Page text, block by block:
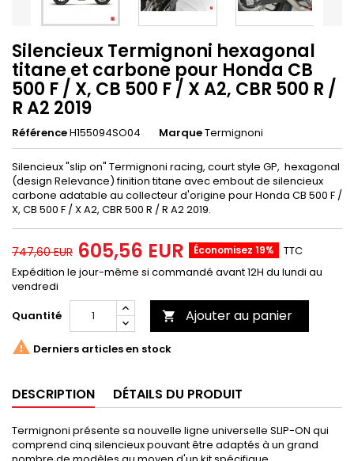
Silencieux Termignoni hexagonal
titane et carbone pour Honda CB
500 F / X, CB 500 F / X A2, CBR 500 R /
R A2 2019
RéférenceH155094SO04 MarqueTermignoni
Silencieux "slip on" Termignoni racing, court style GP, hexagonal
(design Relevance) finition titane avec embout de silencieux
carbone adatable au collecteur d'origine pour Honda CB 500 F /
X, CB 500 F / X A2, CBR 500 R / R A2 2019.
747,60 EUR 605,56 EUR Économisez 19%
TTC
Expédition le jour-même si commandé avant 12H du lundi au
vendredi
Quantité
 Ajouter au panier
 Derniers articles en stock
DESCRIPTION DÉTAILS DU PRODUIT
Termignoni présente sa nouvelle ligne universelle SLIP-ON qui
comprend cinq silencieux pouvant être adaptés à un grand